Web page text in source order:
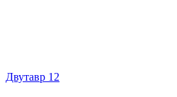
Двутавр 12